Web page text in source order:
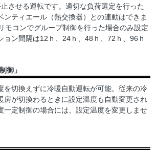
させる運転です。適切な負荷選定を行った
ンティエール（熱交換器）との連動はできま
モコンでグループ制御を行った場合のみ設定
ョン間隔は12ｈ、24ｈ、48ｈ、72ｈ、96ｈ
御」
を切換えずに冷暖自動運転が可能。従来の冷
房が切換わるときに設定温度も自動変更され
一定制御の場合には、設定温度を変更しませ